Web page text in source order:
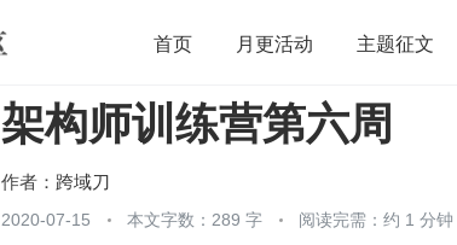
首页 月更活动 主题征文
开源 架构 OpenHarmony 算法
团队管理
架构师训练营第六周
作者： 跨域刀
2020-07-15 本文字数：289 字 阅读完需：约 1 分钟